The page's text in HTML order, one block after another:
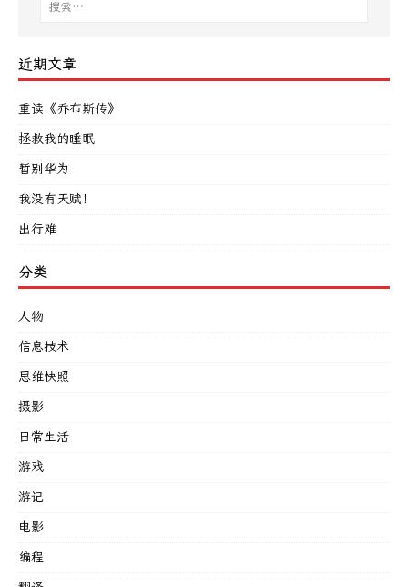
近期文章
重读《乔布斯传》
拯救我的睡眠
暂别华为
我没有天赋！
出行难
分类
人物
信息技术
思维快照
摄影
日常生活
游戏
游记
电影
编程